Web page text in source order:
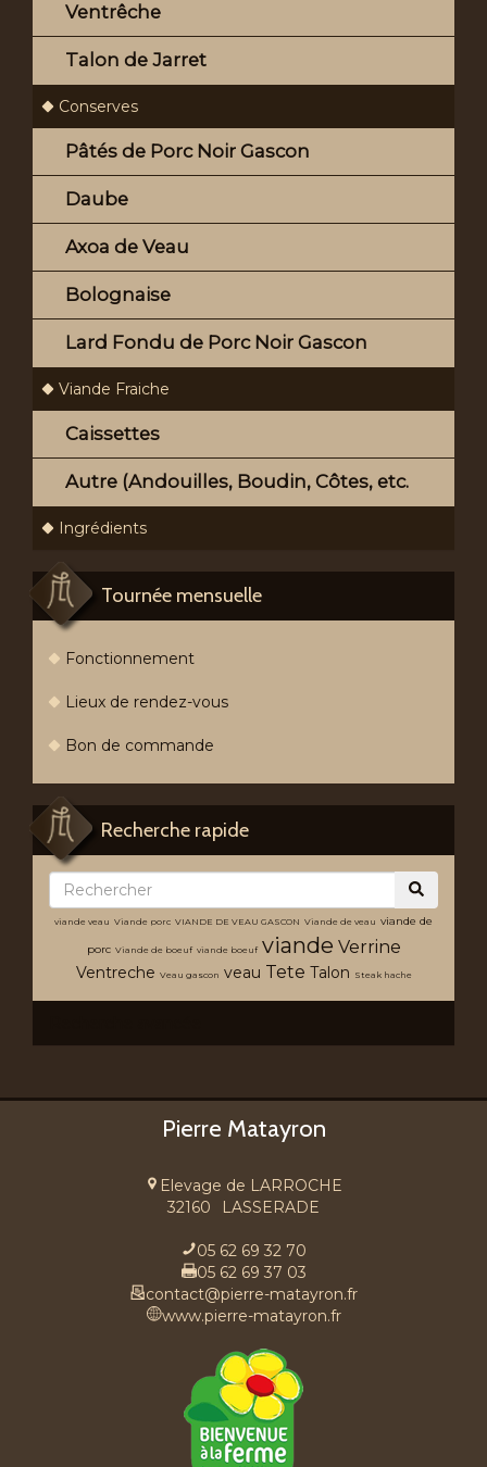
Ventrêche
Talon de Jarret
Conserves
Pâtés de Porc Noir Gascon
Daube
Axoa de Veau
Bolognaise
Lard Fondu de Porc Noir Gascon
Viande Fraiche
Caissettes
Autre (Andouilles, Boudin, Côtes, etc.
Ingrédients
Tournée mensuelle
Fonctionnement
Lieux de rendez-vous
Bon de commande
Recherche rapide
viande veau Viande porc VIANDE DE VEAU GASCON Viande de veau viande de
porc Viande de boeuf viande boeuf viande Verrine
Ventreche Veau gascon veau Tete Talon Steak hache
Pierre Matayron
Elevage de LARROCHE
32160
LASSERADE
05 62 69 32 70
05 62 69 37 03
contact@pierre-matayron.fr
www.pierre-matayron.fr